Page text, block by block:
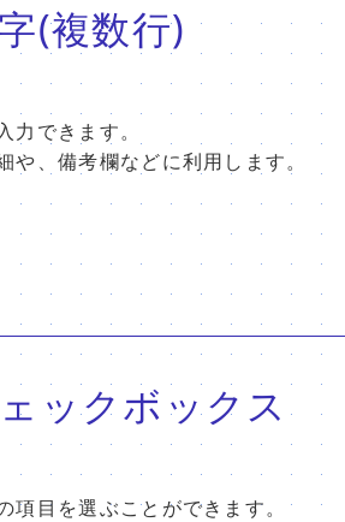
(複数行)
力できます。
や、備考欄などに利用します。
ックボックス
項目を選ぶことができます。